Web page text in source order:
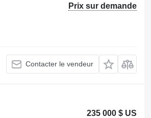
Prix sur demande
Contacter le vendeur
235 000 $ US